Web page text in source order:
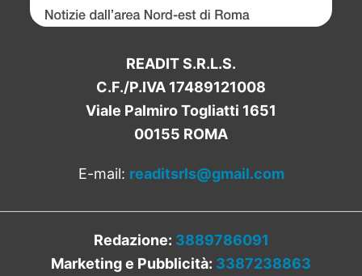
READIT S.R.L.S.
C.F./P.IVA 17489121008
Viale Palmiro Togliatti 1651
00155 ROMA
E-mail: readitsrls@gmail.com
Redazione: 3889786091
Marketing e Pubblicità: 3387238863